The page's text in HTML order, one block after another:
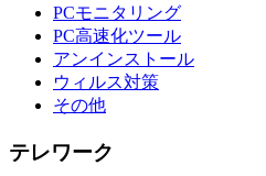
PCモニタリング
PC高速化ツール
アンインストール
ウィルス対策
その他
テレワーク